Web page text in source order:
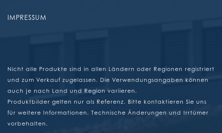
IMPRESSUM
Nicht alle Produkte sind in allen Ländern oder Regionen registriert
und zum Verkauf zugelassen. Die Verwendungsangaben können
auch je nach Land und Region variieren.
Produktbilder gelten nur als Referenz. Bitte kontaktieren Sie uns
für weitere Informationen. Technische Änderungen und Irrtümer
vorbehalten.